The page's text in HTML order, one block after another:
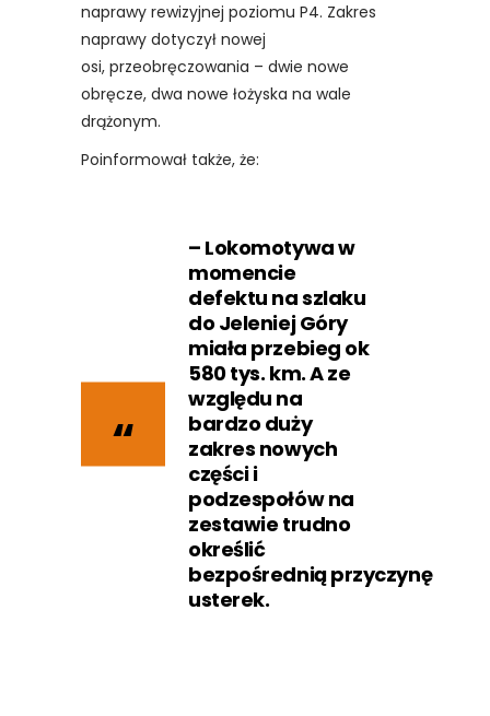
naprawy rewizyjnej poziomu P4. Zakres
naprawy dotyczył nowej
osi, przeobręczowania – dwie nowe
obręcze, dwa nowe łożyska na wale
drążonym.
Poinformował także, że:
– Lokomotywa w
momencie
defektu na szlaku
do Jeleniej Góry
miała przebieg ok
580 tys. km. A ze
względu na
bardzo duży
zakres nowych
części i
podzespołów na
zestawie trudno
określić
bezpośrednią przyczynę
usterek.